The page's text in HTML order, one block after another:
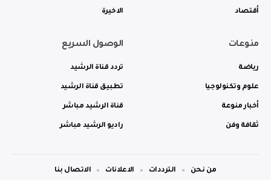
أقتصاد الاخيرة
منوعات
رياضة
علوم وتكنولوجيا
أخبار منوعة
ثقافة وفن
الوصول السريع
تردد قناة الرشيد
تطبيق قناة الرشيد
قناة الرشيد مباشر
راديو الرشيد مباشر
من نحن الترددات الاعلانات الاتصال بنا